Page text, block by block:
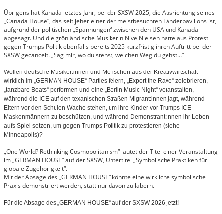
Übrigens hat Kanada letztes Jahr, bei der SXSW 2025, die Ausrichtung seines
„Canada House“, das seit jeher einer der meistbesuchten Länderpavillons ist,
aufgrund der politischen „Spannungen“ zwischen den USA und Kanada
abgesagt. Und die grönländische Musikerin Nive Nielsen hatte aus Protest
gegen Trumps Politik ebenfalls bereits 2025 kurzfristig ihren Auftritt bei der
SXSW gecancelt. „Sag mir, wo du stehst, welchen Weg du gehst…“
Wollen deutsche Musiker:innen und Menschen aus der Kreativwirtschaft
wirklich im „GERMAN HOUSE“ Parties feiern, „Export the Rave“ zelebrieren,
„tanzbare Beats“ performen und eine „Berlin Music Night“ veranstalten,
während die ICE auf den texanischen Straßen Migrant:innen jagt, während
Eltern vor den Schulen Wache stehen, um ihre Kinder vor Trumps ICE-
Maskenmännern zu beschützen, und während Demonstrant:innen ihr Leben
aufs Spiel setzen, um gegen Trumps Politik zu protestieren (siehe
Minneapolis)?
„One World? Rethinking Cosmopolitanism“ lautet der Titel einer Veranstaltung
im „GERMAN HOUSE“ auf der SXSW, Untertitel „Symbolische Praktiken für
globale Zugehörigkeit“.
Mit der Absage des „GERMAN HOUSE“ könnte eine wirkliche symbolische
Praxis demonstriert werden, statt nur davon zu labern.
Für die Absage des „GERMAN HOUSE“ auf der SXSW 2026 jetzt!